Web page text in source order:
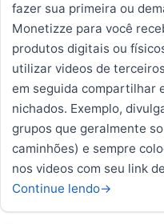
fazer sua primeira ou
Monetizze para você
produtos digitais ou
utilizar videos de
em seguida compartilhar
nichados. Exemplo,
grupos que geralmente
caminhões) e sempre
nos videos com seu link
Continue lendo→